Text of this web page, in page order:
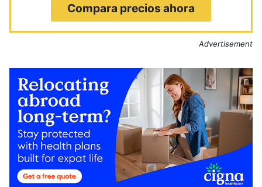
Compara precios ahora
Advertisement